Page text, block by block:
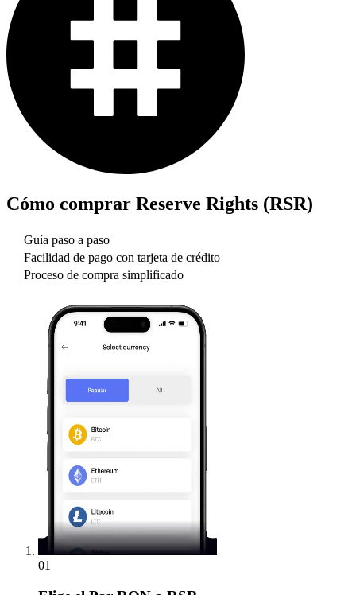
Cómo comprar Reserve Rights (RSR)
Guía paso a paso
Facilidad de pago con tarjeta de crédito
Proceso de compra simplificado
01